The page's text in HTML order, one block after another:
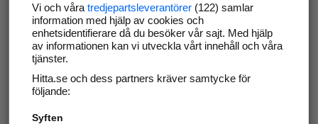
kunder i ditt närområde. Helt kostnadsfritt.
Uppdatera din företagsinformation
Svara på och hantera dina omdömen
Vi och våra tredjepartsleverantörer(122) samlar
information med hjälp av cookies och
enhetsidentifierare då du besöker vår sajt. Med hjälp
av informationen kan vi utveckla vårt innehåll och våra
tjänster.
Hitta.se och dess partners kräver samtycke för
följande:
Syften